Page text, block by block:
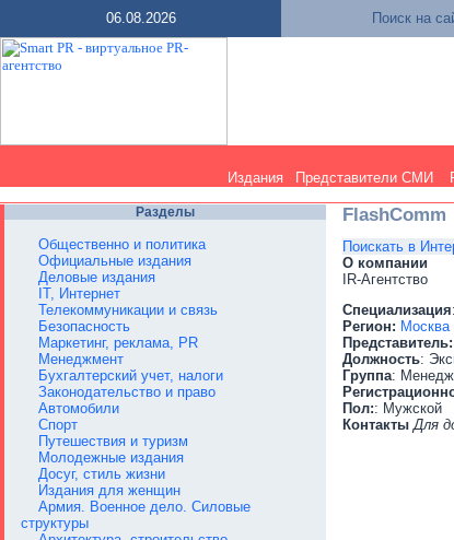
06.08.2026 Поиск на
Издания Представители СМИ
Разделы
Общественно и политика
Официальные издания
Деловые издания
IT, Интернет
Телекоммуникации и связь
Безопасность
Маркетинг, реклама, PR
Менеджмент
Бухгалтерский учет, налоги
Законодательство и право
Автомобили
Спорт
Путешествия и туризм
Молодежные издания
Досуг, стиль жизни
Издания для женщин
Армия. Военное дело. Силовые
структуры
FlashComm
Поискать в
О компании
IR-Агентство
Специализация:
Регион: Москва
Представитель:
Должность:
Группа:
Пол:: Мужской
Контакты Для